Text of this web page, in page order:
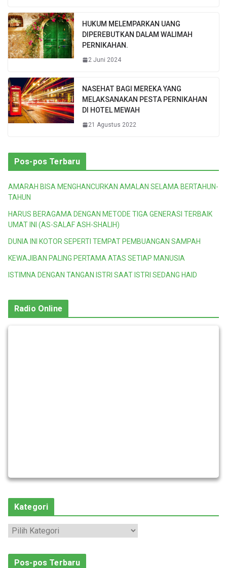
HUKUM MELEMPARKAN UANG
DIPEREBUTKAN DALAM WALIMAH
PERNIKAHAN.
2 Juni 2024
NASEHAT BAGI MEREKA YANG
MELAKSANAKAN PESTA PERNIKAHAN
DI HOTEL MEWAH
21 Agustus 2022
Pos-pos Terbaru
AMARAH BISA MENGHANCURKAN AMALAN SELAMA BERTAHUN-
TAHUN
HARUS BERAGAMA DENGAN METODE TIGA GENERASI TERBAIK
UMAT INI (AS-SALAF ASH-SHALIH)
DUNIA INI KOTOR SEPERTI TEMPAT PEMBUANGAN SAMPAH
KEWAJIBAN PALING PERTAMA ATAS SETIAP MANUSIA
ISTIMNA DENGAN TANGAN ISTRI SAAT ISTRI SEDANG HAID
Radio Online
Kategori
t
Pos-pos Terbaru